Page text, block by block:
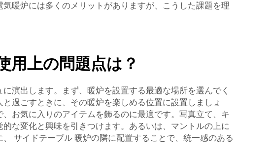
暖炉には多くのメリットがありますが、こうした課題を理
用上の問題点は？
演出します。まず、暖炉を設置する最適な場所を選んでく
過ごすときに、その暖炉を楽しめる位置に設置しましょ
お気に入りのアイテムを飾るのに最適です。写真立て、キ
な変化と興味を引きつけます。あるいは、マントルの上に
サイドテーブル 暖炉の隣に配置することで、統一感のある